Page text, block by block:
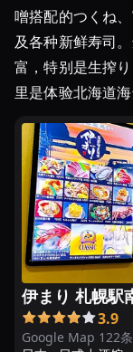
噌搭配的つくね
及各种新鲜寿司
富，特别是生搾
里是体验北海道
伊まり 札幌駅
Google Map 122
3.9